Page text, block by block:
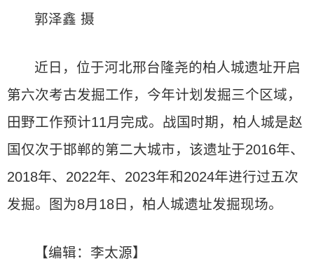
郭泽鑫 摄
近日，位于河北邢台隆尧的柏人城遗址开启
第六次考古发掘工作，今年计划发掘三个区域，
田野工作预计11月完成。战国时期，柏人城是赵
国仅次于邯郸的第二大城市，该遗址于2016年、
2018年、2022年、2023年和2024年进行过五次
发掘。图为8月18日，柏人城遗址发掘现场。
【编辑：李太源】